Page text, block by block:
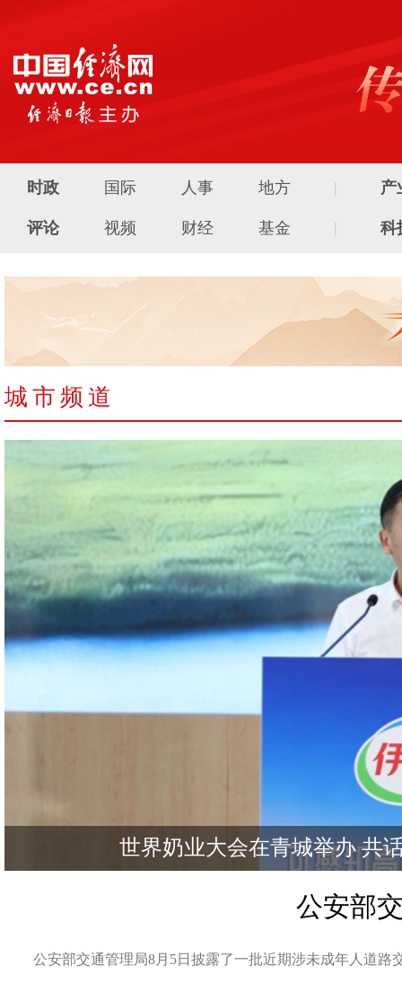
时政 国际 人事 地方 | 产
评论 视频 财经 基金 | 科
城市频道
世界奶业大会在青城举办 共
公安部
公安部交通管理局8月5日披露了一批近期涉未成年人道